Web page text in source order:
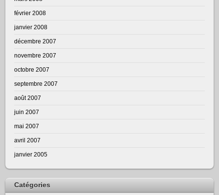
février 2008
janvier 2008
décembre 2007
novembre 2007
octobre 2007
septembre 2007
août 2007
juin 2007
mai 2007
avril 2007
janvier 2005
Catégories